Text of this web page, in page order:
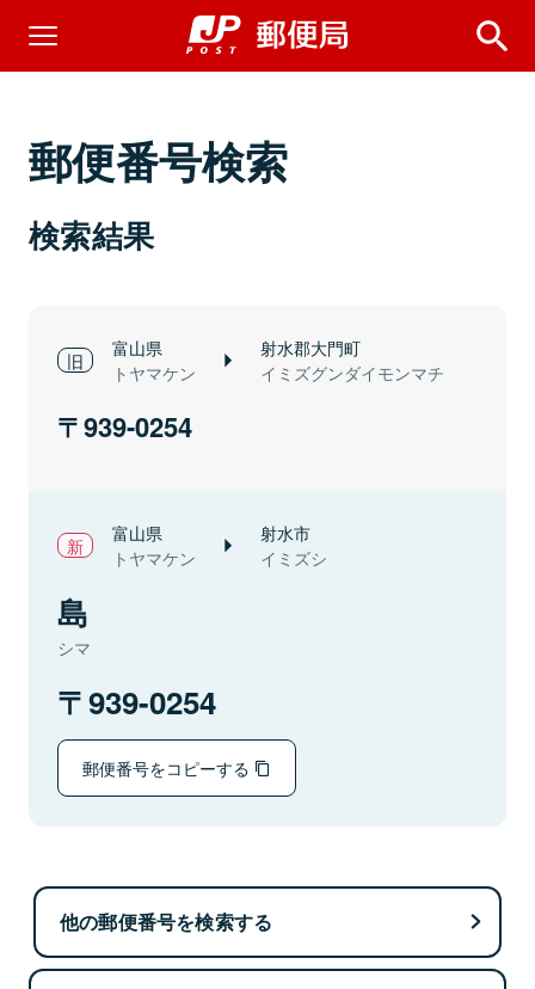
郵便番号検索
検索結果
富山県
トヤマケン
射水郡大門町
イミズグンダイモンマチ
939-0254
富山県
トヤマケン
射水市
イミズシ
島
シマ
939-0254
郵便番号をコピーする
他の郵便番号を検索する